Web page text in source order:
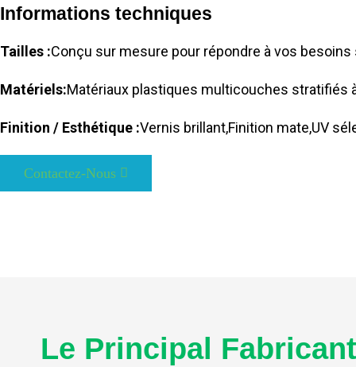
Informations techniques
Tailles :Conçu sur mesure pour répondre à vos
Matériels:Matériaux plastiques multicouches stratifiés
Finition / Esthétique :Vernis brillant,Finition mate,UV
Contactez-Nous
Le Principal